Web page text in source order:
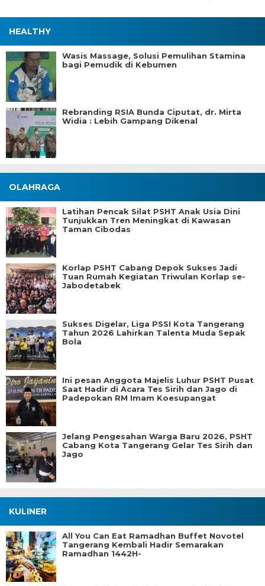
HEALTHY
Wasis Massage, Solusi Pemulihan Stamina
bagi Pemudik di Kebumen
Rebranding RSIA Bunda Ciputat, dr. Mirta
Widia : Lebih Gampang Dikenal
OLAHRAGA
Latihan Pencak Silat PSHT Anak Usia Dini
Tunjukkan Tren Meningkat di Kawasan
Taman Cibodas
Korlap PSHT Cabang Depok Sukses Jadi
Tuan Rumah Kegiatan Triwulan Korlap se-
Jabodetabek
Sukses Digelar, Liga PSSI Kota Tangerang
Tahun 2026 Lahirkan Talenta Muda Sepak
Bola
Ini pesan Anggota Majelis Luhur PSHT Pusat
Saat Hadir di Acara Tes Sirih dan Jago di
Padepokan RM Imam Koesupangat
Jelang Pengesahan Warga Baru 2026, PSHT
Cabang Kota Tangerang Gelar Tes Sirih dan
Jago
KULINER
All You Can Eat Ramadhan Buffet Novotel
Tangerang Kembali Hadir Semarakan
Ramadhan 1442H-